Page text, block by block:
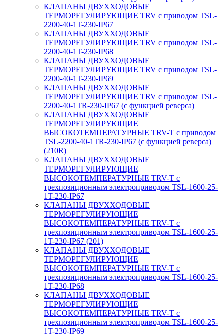
КЛАПАНЫ ДВУХХОДОВЫЕ
ТЕРМОРЕГУЛИРУЮЩИЕ TRV с приводом TSL-
2200-40-1T-230-IP67
КЛАПАНЫ ДВУХХОДОВЫЕ
ТЕРМОРЕГУЛИРУЮЩИЕ TRV с приводом TSL-
2200-40-1T-230-IP68
КЛАПАНЫ ДВУХХОДОВЫЕ
ТЕРМОРЕГУЛИРУЮЩИЕ TRV с приводом TSL-
2200-40-1T-230-IP69
КЛАПАНЫ ДВУХХОДОВЫЕ
ТЕРМОРЕГУЛИРУЮЩИЕ TRV с приводом TSL-
2200-40-1TR-230-IP67 (с функцией реверса)
КЛАПАНЫ ДВУХХОДОВЫЕ
ТЕРМОРЕГУЛИРУЮЩИЕ
ВЫСОКОТЕМПЕРАТУРНЫЕ TRV-T с приводом
TSL-2200-40-1TR-230-IP67 (с функцией реверса)
(210R)
КЛАПАНЫ ДВУХХОДОВЫЕ
ТЕРМОРЕГУЛИРУЮЩИЕ
ВЫСОКОТЕМПЕРАТУРНЫЕ TRV-T с
трехпозиционным электроприводом TSL-1600-25-
1T-230-IP67
КЛАПАНЫ ДВУХХОДОВЫЕ
ТЕРМОРЕГУЛИРУЮЩИЕ
ВЫСОКОТЕМПЕРАТУРНЫЕ TRV-T с
трехпозиционным электроприводом TSL-1600-25-
1T-230-IP67 (201)
КЛАПАНЫ ДВУХХОДОВЫЕ
ТЕРМОРЕГУЛИРУЮЩИЕ
ВЫСОКОТЕМПЕРАТУРНЫЕ TRV-T с
трехпозиционным электроприводом TSL-1600-25-
1T-230-IP68
КЛАПАНЫ ДВУХХОДОВЫЕ
ТЕРМОРЕГУЛИРУЮЩИЕ
ВЫСОКОТЕМПЕРАТУРНЫЕ TRV-T с
трехпозиционным электроприводом TSL-1600-25-
1T-230-IP69